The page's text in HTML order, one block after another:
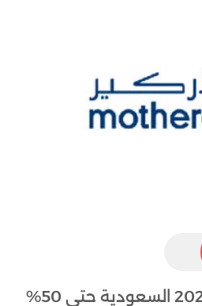
كود خصم مذركير 2026 السعودية حتى 50%